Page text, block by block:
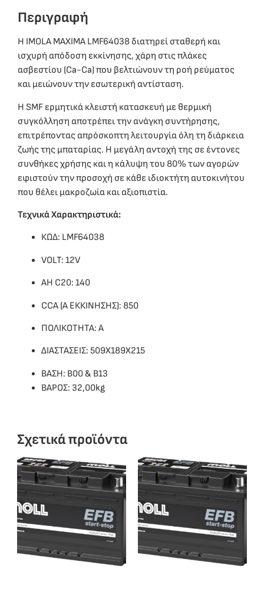
Περιγραφή
Η IMOLA MAXIMA LMF64038 διατηρεί σταθερή και
ισχυρή απόδοση εκκίνησης, χάρη στις πλάκες
ασβεστίου (Ca-Ca) που βελτιώνουν τη ροή ρεύματος
και μειώνουν την εσωτερική αντίσταση.
Η SMF ερμητικά κλειστή κατασκευή με θερμική
συγκόλληση αποτρέπει την ανάγκη συντήρησης,
επιτρέποντας απρόσκοπτη λειτουργία όλη τη διάρκεια
ζωής της μπαταρίας. Η μεγάλη αντοχή της σε έντονες
συνθήκες χρήσης και η κάλυψη του 80% των αγορών
εφιστούν την προσοχή σε κάθε ιδιοκτήτη αυτοκινήτου
που θέλει μακροζωία και αξιοπιστία.
Τεχνικά Χαρακτηριστικά:
ΚΩΔ: LMF64038
VOLT: 12V
ΑΗ C20: 140
CCA (A ΕΚΚΙΝΗΣΗΣ): 850
ΠΟΛΙΚΟΤΗΤΑ: A
ΔΙΑΣΤΑΣΕΙΣ: 509X189X215
ΒΑΣΗ: Β00 & B13
ΒΑΡΟΣ: 32,00kg
Σχετικά προϊόντα